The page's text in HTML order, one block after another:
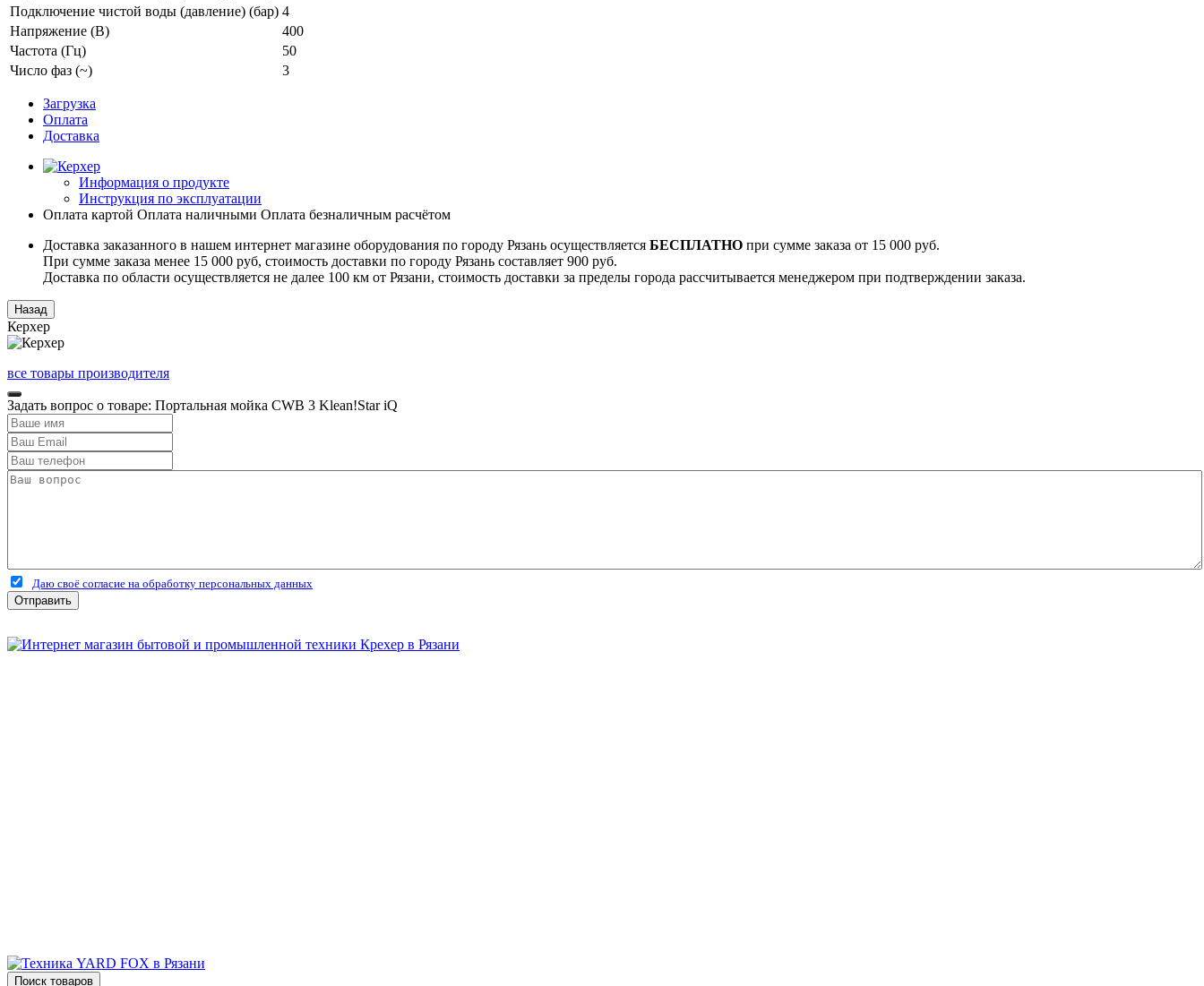
Подключение чистой воды (давление) (бар) 4
Напряжение (В)
400
Частота (Гц)
50
Число фаз (~)
3
Загрузка
Оплата
Доставка
Информация о продукте
Инструкция по эксплуатации
Оплата картой Оплата наличными Оплата безналичным расчётом
Доставка заказанного в нашем интернет магазине оборудования по городу Рязань осуществляется БЕСПЛАТНО при сумме заказа от 15 000 руб.
При сумме заказа менее 15 000 руб, стоимость доставки по городу Рязань составляет 900 руб.
Доставка по области осуществляется не далее 100 км от Рязани, стоимость доставки за пределы города рассчитывается менеджером при подтверждении заказа.
Керхер
все товары производителя
Задать вопрос о товаре: Портальная мойка CWB 3 Klean!Star iQ
Даю своё согласие на обработку персональных данных
Отправить
Поиск товаров